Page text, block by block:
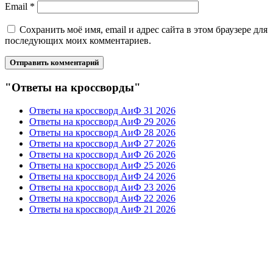
Email *
Сохранить моё имя, email и адрес сайта в этом браузере для
последующих моих комментариев.
"Ответы на кроссворды"
Ответы на кроссворд АиФ 31 2026
Ответы на кроссворд АиФ 29 2026
Ответы на кроссворд АиФ 28 2026
Ответы на кроссворд АиФ 27 2026
Ответы на кроссворд АиФ 26 2026
Ответы на кроссворд АиФ 25 2026
Ответы на кроссворд АиФ 24 2026
Ответы на кроссворд АиФ 23 2026
Ответы на кроссворд АиФ 22 2026
Ответы на кроссворд АиФ 21 2026